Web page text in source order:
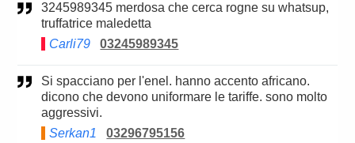
3245989345 merdosa che cerca rogne su whatsup,
truffatrice maledetta
Carli79
03245989345
Si spacciano per l'enel. hanno accento africano.
dicono che devono uniformare le tariffe. sono molto
aggressivi.
Serkan1
03296795156